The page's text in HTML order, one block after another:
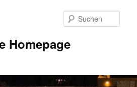
Homepage